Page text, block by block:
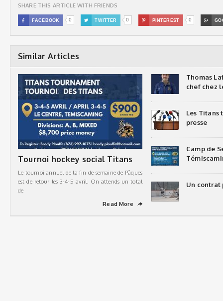
SHARE THIS ARTICLE WITH FRIENDS
 FACEBOOK 0  TWITTER 0  PINTEREST 0 
Similar Articles
Tournoi hockey social Titans
Le tournoi annuel de la fin de semaine de Pâques
est de retour les 3-4-5 avril. On attends un total
de
Read More
➦
Thomas
chef chez
Les Titans
presse
Camp de
Un contrat